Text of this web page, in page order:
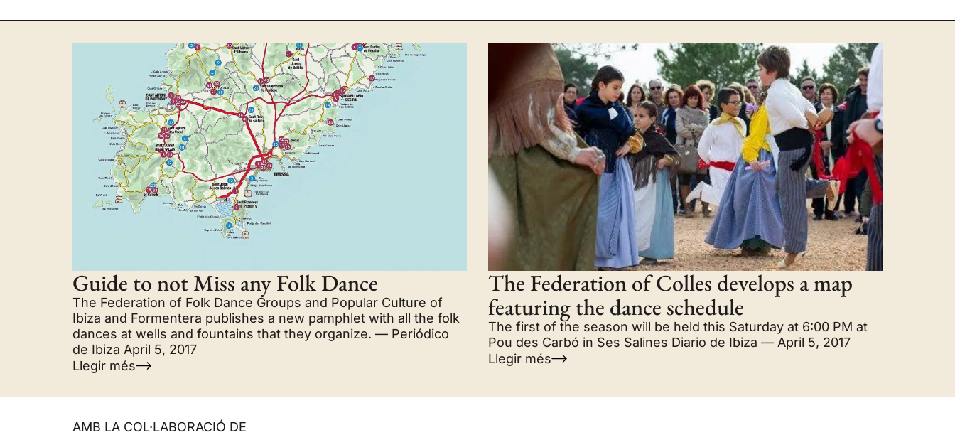
Guide to not Miss any Folk Dance
The Federation of Folk Dance Groups and Popular Culture of
Ibiza and Formentera publishes a new pamphlet with all the folk
dances at wells and fountains that they organize. — Periódico
de Ibiza April 5, 2017
Llegir més
The Federation of Colles develops a map
featuring the dance schedule
The first of the season will be held this Saturday at 6:00 PM at
Pou des Carbó in Ses Salines Diario de Ibiza — April 5, 2017
Llegir més
AMB LA COL·LABORACIÓ DE